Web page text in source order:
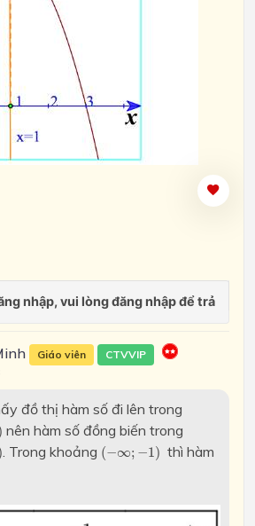
Giáo viên CTVVIP
đồ thị hàm số đi lên trong
nên hàm số đồng biến trong
. Trong khoảng (−∞; −1)
( )
thì hàm